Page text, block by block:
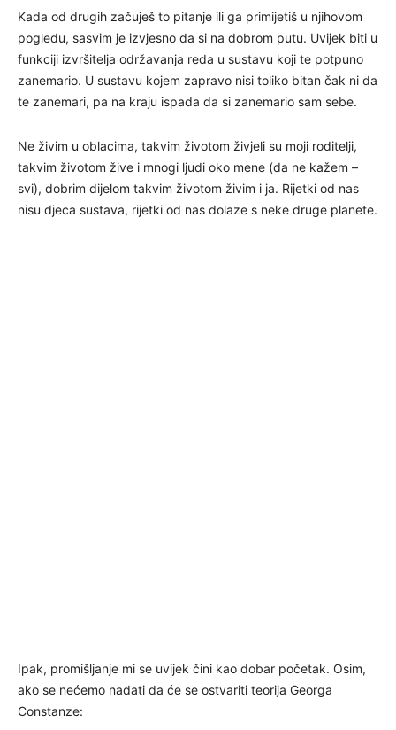
Kada od drugih začuješ to pitanje ili ga primijetiš u njihovom
pogledu, sasvim je izvjesno da si na dobrom putu. Uvijek biti u
funkciji izvršitelja održavanja reda u sustavu koji te potpuno
zanemario. U sustavu kojem zapravo nisi toliko bitan čak ni da
te zanemari, pa na kraju ispada da si zanemario sam sebe.
Ne živim u oblacima, takvim životom živjeli su moji roditelji,
takvim životom žive i mnogi ljudi oko mene (da ne kažem –
svi), dobrim dijelom takvim životom živim i ja. Rijetki od nas
nisu djeca sustava, rijetki od nas dolaze s neke druge planete.
Ipak, promišljanje mi se uvijek čini kao dobar početak. Osim,
ako se nećemo nadati da će se ostvariti teorija Georga
Constanze: